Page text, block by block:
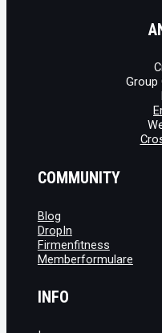
Group
COMMUNITY
Blog
DropIn
Firmenfitness
Memberformulare
INFO